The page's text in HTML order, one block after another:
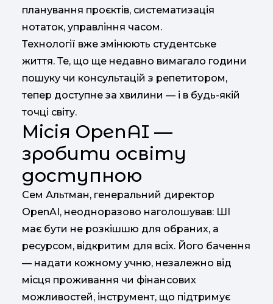
планування проєктів, систематизація
нотаток, управління часом.
Технології вже змінюють студентське
життя. Те, що ще недавно вимагало години
пошуку чи консультацій з репетитором,
тепер доступне за хвилини — і в будь-якій
точці світу.
Місія OpenAI —
зробити освіту
доступною
Сем Альтман, генеральний директор
OpenAI, неодноразово наголошував: ШІ
має бути не розкішшю для обраних, а
ресурсом, відкритим для всіх. Його бачення
— надати кожному учню, незалежно від
місця проживання чи фінансових
можливостей, інструмент, що підтримує